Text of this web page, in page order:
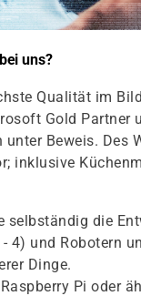
uns?
Qualität im
Gold Partner
Beweis. Des
inklusive
selbständig die
4) und Robotern
Dinge.
Pi oder